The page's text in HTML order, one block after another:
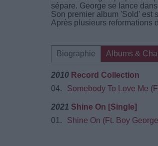
sépare. George se lance
Son premier album 'Sold' est
Après plusieurs reformations
Biographie Albums &
2010 Record Collection
04.
Somebody To Love Me
2021 Shine On [Single]
01.
Shine On (Ft. Boy